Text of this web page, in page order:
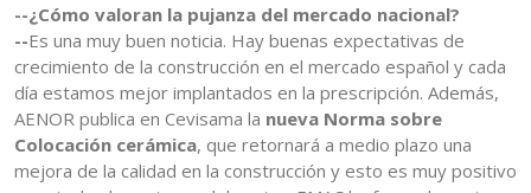
--¿Cómo valoran la pujanza del mercado nacional?
--Es una muy buen noticia. Hay buenas expectativas de
crecimiento de la construcción en el mercado español y cada
día estamos mejor implantados en la prescripción. Además,
AENOR publica en Cevisama la nueva Norma sobre
Colocación cerámica, que retornará a medio plazo una
mejora de la calidad en la construcción y esto es muy positivo